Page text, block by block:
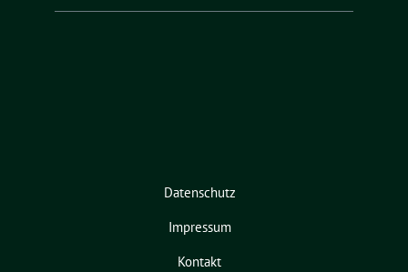
Datenschutz
Impressum
Kontakt